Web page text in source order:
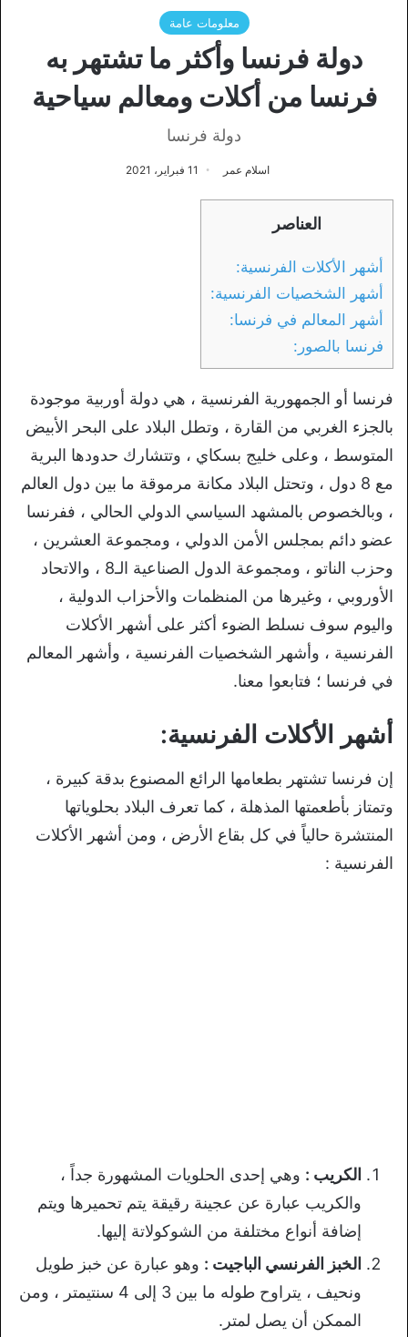
معلومات عامة
دولة فرنسا وأكثر ما تشتهر به
فرنسا من أكلات ومعالم سياحية
دولة فرنسا
اسلام عمر 11 فبراير، 2021
العناصر
أشهر الأكلات الفرنسية:
أشهر الشخصيات الفرنسية:
أشهر المعالم في فرنسا:
فرنسا بالصور:
فرنسا أو الجمهورية الفرنسية ، هي دولة أوربية موجودة
بالجزء الغربي من القارة ، وتطل البلاد على البحر الأبيض
المتوسط ، وعلى خليج بسكاي ، وتتشارك حدودها البرية
مع 8 دول ، وتحتل البلاد مكانة مرموقة ما بين دول العالم
، وبالخصوص بالمشهد السياسي الدولي الحالي ، ففرنسا
عضو دائم بمجلس الأمن الدولي ، ومجموعة العشرين ،
وحزب الناتو ، ومجموعة الدول الصناعية الـ8 ، والاتحاد
الأوروبي ، وغيرها من المنظمات والأحزاب الدولية ،
واليوم سوف نسلط الضوء أكثر على أشهر الأكلات
الفرنسية ، وأشهر الشخصيات الفرنسية ، وأشهر المعالم
في فرنسا ؛ فتابعوا معنا.
أشهر الأكلات الفرنسية:
إن فرنسا تشتهر بطعامها الرائع المصنوع بدقة كبيرة ،
وتمتاز بأطعمتها المذهلة ، كما تعرف البلاد بحلوياتها
المنتشرة حالياً في كل بقاع الأرض ، ومن أشهر الأكلات
الفرنسية :
الكريب : وهي إحدى الحلويات المشهورة جداً ،
والكريب عبارة عن عجينة رقيقة يتم تحميرها ويتم
إضافة أنواع مختلفة من الشوكولاتة إليها.
الخبز الفرنسي الباجيت : وهو عبارة عن خبز طويل
ونحيف ، يتراوح طوله ما بين 3 إلى 4 سنتيمتر ، ومن
الممكن أن يصل لمتر.